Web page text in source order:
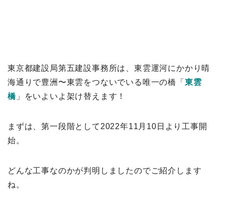
東京都建設局第五建設事務所は、東雲運河にかかり晴
海通りで豊洲〜東雲をつないでいる唯一の橋「 東雲
橋」をいよいよ架け替えます！
まずは、第一段階として2022年11月10日より工事開
始。
どんな工事なのかが判明しましたのでご紹介します
ね。